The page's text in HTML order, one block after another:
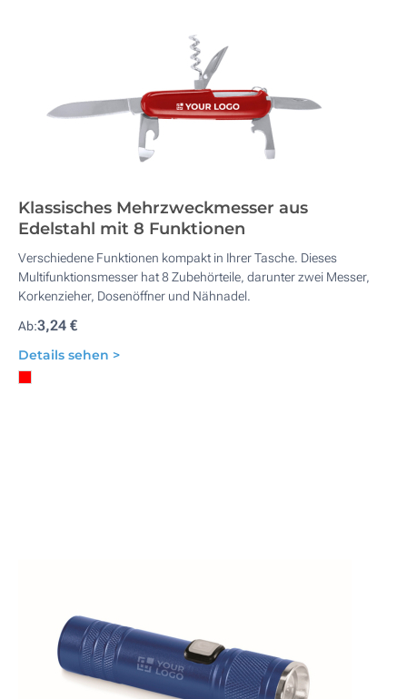
Klassisches Mehrzweckmesser aus
Edelstahl mit 8 Funktionen
Verschiedene Funktionen kompakt in Ihrer Tasche. Dieses
Multifunktionsmesser hat 8 Zubehörteile, darunter zwei Messer,
Korkenzieher, Dosenöffner und Nähnadel.
Ab:3,24 €
Details sehen >